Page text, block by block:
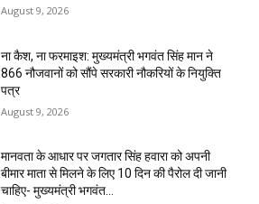
August 9, 2026
ना कैश, ना फरमाइश: मुख्यमंत्री भगवंत सिंह मान ने
866 नौजवानों को सौंपे सरकारी नौकरियों के नियुक्ति
पत्र
August 9, 2026
मानवता के आधार पर जगतार सिंह हवारा को अपनी
बीमार माता से मिलने के लिए 10 दिन की पैरोल दी जानी
चाहिए- मुख्यमंत्री भगवंत...